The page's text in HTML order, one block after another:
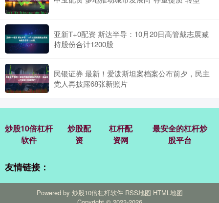
亚新T+0配资 斯达半导：10月20日高管戴志展减
持股份合计1200股
民银证券 最新！爱泼斯坦案档案公布前夕，民主
党人再披露68张新照片
炒股10倍杠杆
软件
炒股配
资
杠杆配
资网
最安全的杠杆炒
股平台
友情链接：
Powered by 炒股10倍杠杆软件 RSS地图 HTML地图